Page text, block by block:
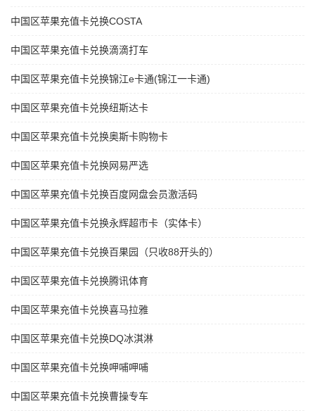
中国区苹果充值卡兑换COSTA
中国区苹果充值卡兑换滴滴打车
中国区苹果充值卡兑换锦江e卡通(锦江一卡通)
中国区苹果充值卡兑换纽斯达卡
中国区苹果充值卡兑换奥斯卡购物卡
中国区苹果充值卡兑换网易严选
中国区苹果充值卡兑换百度网盘会员激活码
中国区苹果充值卡兑换永辉超市卡（实体卡）
中国区苹果充值卡兑换百果园（只收88开头的）
中国区苹果充值卡兑换腾讯体育
中国区苹果充值卡兑换喜马拉雅
中国区苹果充值卡兑换DQ冰淇淋
中国区苹果充值卡兑换呷哺呷哺
中国区苹果充值卡兑换曹操专车